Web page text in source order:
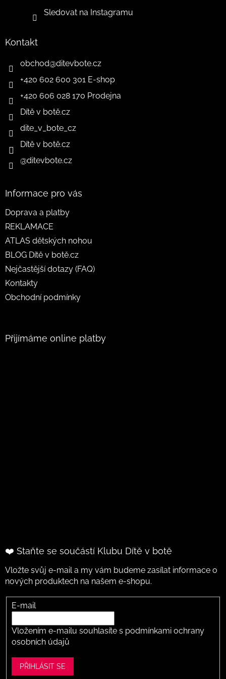
Sledovat na Instagramu
Kontakt
obchod@ditevbote.cz
+420 602 600 301 E-shop
+420 606 028 170 Prodejna
Dítě v botě.cz
dite_v_bote_cz
Dítě v botě.cz
@ditevbote.cz
Informace pro vás
Doprava a platby
REKLAMACE
ATLAS dětských nohou
BLOG Dítě v botě.cz
Nejčastější dotazy (FAQ)
Kontakty
Obchodní podmínky
Přijímáme online platby
❤️ Staňte se součástí Klubu Dítě v botě
Vložte svůj e-mail a my vám budeme zasílat informace o
nových produktech na našem e-shopu.
E-mail
Vložením e-mailu souhlasíte s podmínkami ochrany
osobních údajů
PŘIHLÁSIT SE